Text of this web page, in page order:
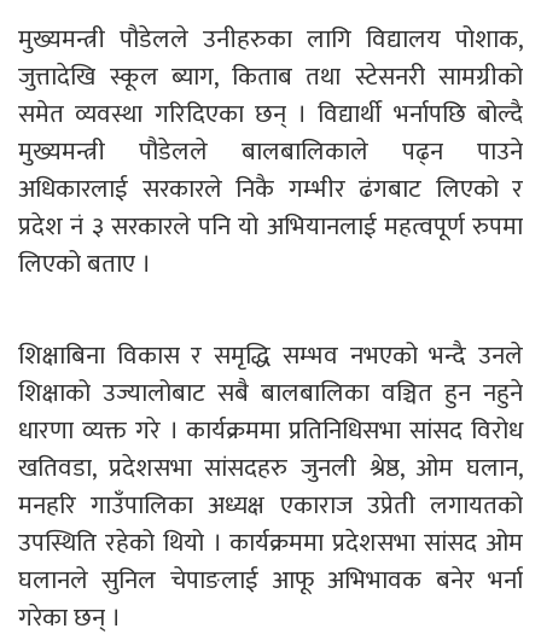
मुख्यमन्त्री पौडेलले उनीहरुका लागि विद्यालय पोशाक,
जुत्तादेखि स्कूल ब्याग, किताब तथा स्टेसनरी सामग्रीको
समेत व्यवस्था गरिदिएका छन् । विद्यार्थी भर्नापछि बोल्दै
मुख्यमन्त्री पौडेलले बालबालिकाले पढ्न पाउने
अधिकारलाई सरकारले निकै गम्भीर ढंगबाट लिएको र
प्रदेश नं ३ सरकारले पनि यो अभियानलाई महत्वपूर्ण रुपमा
लिएको बताए ।
शिक्षाबिना विकास र समृद्धि सम्भव नभएको भन्दै उनले
शिक्षाको उज्यालोबाट सबै बालबालिका वञ्चित हुन नहुने
धारणा व्यक्त गरे । कार्यक्रममा प्रतिनिधिसभा सांसद विरोध
खतिवडा, प्रदेशसभा सांसदहरु जुनली श्रेष्ठ, ओम घलान,
मनहरि गाउँपालिका अध्यक्ष एकाराज उप्रेती लगायतको
उपस्थिति रहेको थियो । कार्यक्रममा प्रदेशसभा सांसद ओम
घलानले सुनिल चेपाङलाई आफू अभिभावक बनेर भर्ना
गरेका छन् ।